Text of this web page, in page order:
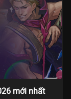
mới nhất